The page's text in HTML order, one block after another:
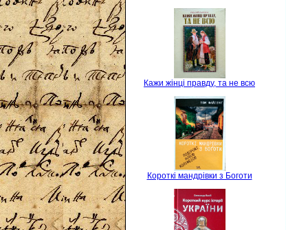
Кажи жінці правду, та не всю
Короткі мандрівки з Боготи